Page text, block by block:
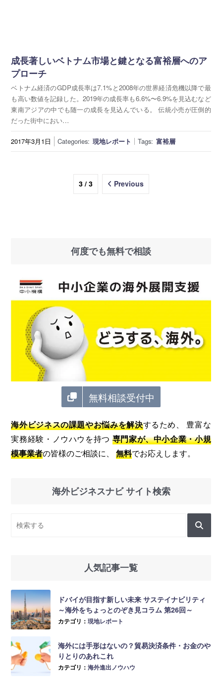
成長著しいベトナム市場と鍵となる富裕層へのア
プローチ
ベトナム経済のGDP成長率は7.1%と2008年の世界経済危機以降で最
も高い数値を記録した。2019年の成長率も6.6%〜6.9%を見込むなど
東南アジアの中でも随一の成長を見込んでいる。 伝統小売が圧倒的
だった街中におい…
2017年3月1日 Categories: 現地レポート Tags: 富裕層
3 / 3 Previous
何度でも無料で相談
無料相談受付中
海外ビジネスの課題やお悩みを解決するため、 豊富な
実務経験・ノウハウを持つ 専門家が、中小企業・小規
模事業者の皆様のご相談に、無料でお応えします。
海外ビジネスナビ サイト検索
人気記事一覧
ドバイが目指す新しい未来 サステイナビリティ
～海外をちょっとのぞき見コラム 第26回～
カテゴリ：現地レポート
海外には手形はないの？貿易決済条件・お金のや
りとりのあれこれ
カテゴリ：海外進出ノウハウ